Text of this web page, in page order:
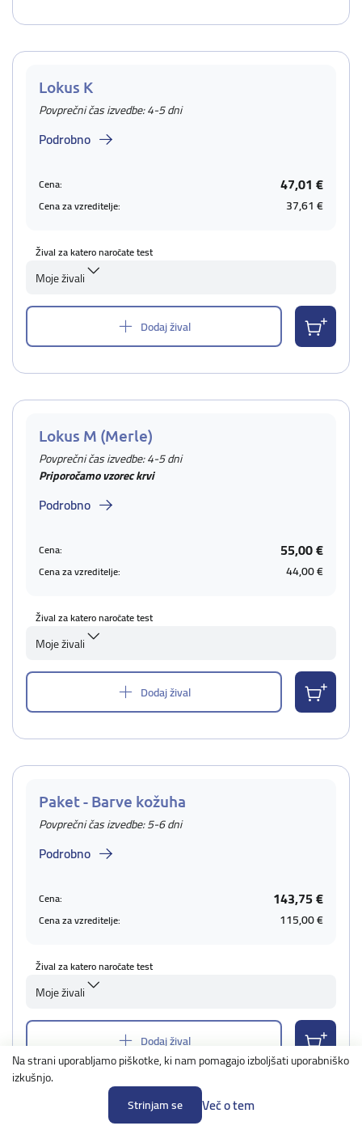
Na strani uporabljamo piškotke, ki nam pomagajo izboljšati uporabniško
izkušnjo.
Strinjam se
Več o tem
Lokus K
Povprečni čas izvedbe: 4-5 dni
Podrobno
Cena: 47,01 €
Cena za vzreditelje: 37,61 €
Žival za katero naročate test
Moje živali
Dodaj žival
Lokus M (Merle)
Povprečni čas izvedbe: 4-5 dni
Priporočamo vzorec krvi
Podrobno
Cena: 55,00 €
Cena za vzreditelje: 44,00 €
Žival za katero naročate test
Moje živali
Dodaj žival
Paket - Barve kožuha
Povprečni čas izvedbe: 5-6 dni
Podrobno
Cena: 143,75 €
Cena za vzreditelje: 115,00 €
Žival za katero naročate test
Moje živali
Dodaj žival